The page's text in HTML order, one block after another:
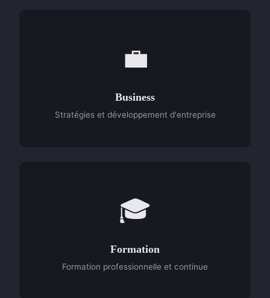
💼
Business
Stratégies et développement d'entreprise
🎓
Formation
Formation professionnelle et continue